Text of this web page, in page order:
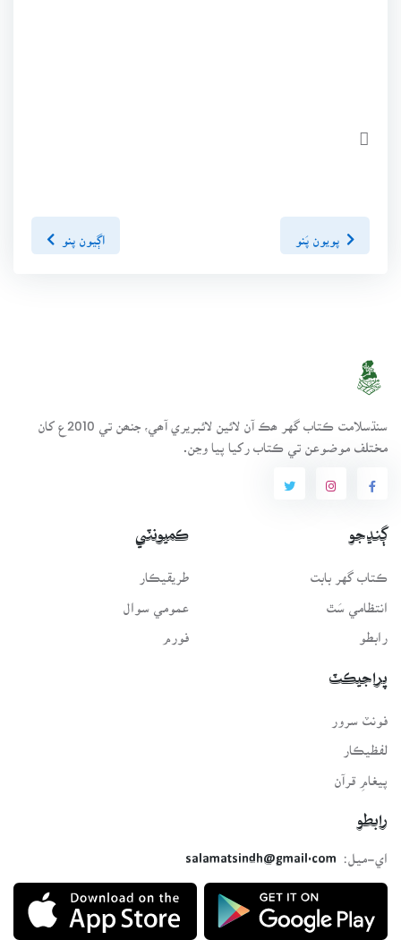

پويون پَنو اڳيون پنو
سنڌسلامت ڪتاب گهر ھڪ آن لائين لائبريري آھي، جنھن تي 2010ع کان
مختلف موضوعن تي ڪتاب رکيا پيا وڃن.
ڳنڍجو
ڪتاب گهر بابت
انتظامي سَٿ
رابطو
ڪميونٽي
طريقيڪار
عمومي سوال
فورم
پراجيڪٽ
لفظيڪار
پيغامِ قرآن
رابطو
اي-ميل:
salamatsindh@gmail.com